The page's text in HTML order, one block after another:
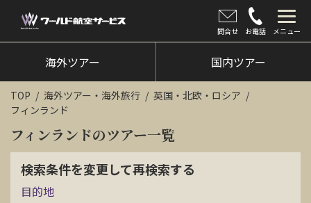
問合せ お電話 メニュー
海外ツアー
国内ツアー
クルーズツアー
ツアー催行状況
旅のひろば
海外ツアー 国内ツアー
TOP 海外ツアー・海外旅行
英国・北欧・ロシア
フィンランド
フィンランドのツアー一覧
検索条件を変更して再検索する
目的地